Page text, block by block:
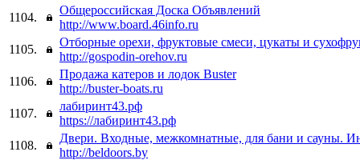
1104.
Общероссийская Доска Объявлений
http://www.board.46info.ru
1105.
Отборные орехи, фруктовые смеси, цукаты и
http://gospodin-orehov.ru
1106.
Продажа катеров и лодок Buster
http://buster-boats.ru
1107.
лабиринт43.рф
https://лабиринт43.рф
1108.
Двери. Входные, межкомнатные, для бани и сауны.
http://beldoors.by